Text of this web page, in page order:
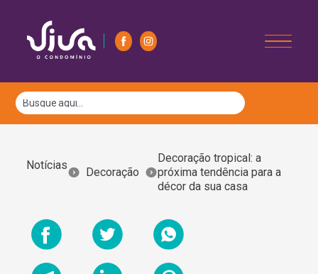
Notícias
Decoração
Decoração tropical: a
próxima tendência para a
décor da sua casa